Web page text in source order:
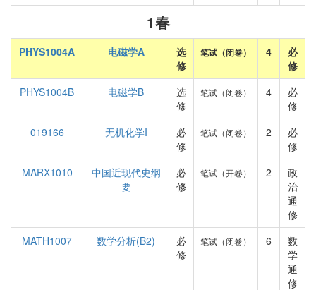
1春
PHYS1004A 电磁学A
选
修
笔试（闭卷） 4
必
修
PHYS1004B
电磁学B
选
修
笔试（闭卷） 4
必
修
019166
无机化学I
必
修
笔试（闭卷） 2
必
修
MARX1010
中国近现代史纲
要
必
修
笔试（开卷） 2
政
治
通
修
MATH1007
数学分析(B2)
必
修
笔试（闭卷） 6
数
学
通
修